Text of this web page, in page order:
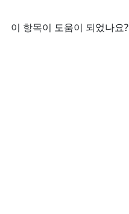
이 항목이 도움이 되었나요?